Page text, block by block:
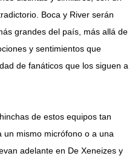
Boca y River serán
grandes del país, más allá de
y sentimientos que
de fanáticos que los siguen a
de estos equipos tan
mismo micrófono o a una
adelante en De Xeneizes y